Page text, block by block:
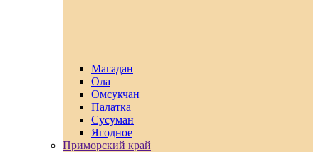
Магадан
Ола
Омсукчан
Палатка
Сусуман
Ягодное
Приморский край